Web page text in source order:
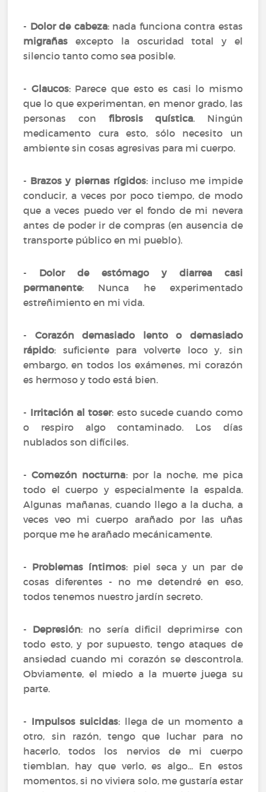
- Dolor de cabeza: nada funciona contra estas
migrañas excepto la oscuridad total y el
silencio tanto como sea posible.
- Glaucos: Parece que esto es casi lo mismo
que lo que experimentan, en menor grado, las
personas con fibrosis quística. Ningún
medicamento cura esto, sólo necesito un
ambiente sin cosas agresivas para mi cuerpo.
- Brazos y piernas rígidos: incluso me impide
conducir, a veces por poco tiempo, de modo
que a veces puedo ver el fondo de mi nevera
antes de poder ir de compras (en ausencia de
transporte público en mi pueblo).
- Dolor de estómago y diarrea casi
permanente: Nunca he experimentado
estreñimiento en mi vida.
- Corazón demasiado lento o demasiado
rápido: suficiente para volverte loco y, sin
embargo, en todos los exámenes, mi corazón
es hermoso y todo está bien.
- Irritación al toser: esto sucede cuando como
o respiro algo contaminado. Los días
nublados son difíciles.
-Comezón nocturna: por la noche, me pica
todo el cuerpo y especialmente la espalda.
Algunas mañanas, cuando llego a la ducha, a
veces veo mi cuerpo arañado por las uñas
porque me he arañado mecánicamente.
- Problemas íntimos: piel seca y un par de
cosas diferentes - no me detendré en eso,
todos tenemos nuestro jardín secreto.
- Depresión: no sería dificil deprimirse con
todo esto, y por supuesto, tengo ataques de
ansiedad cuando mi corazón se descontrola.
Obviamente, el miedo a la muerte juega su
parte.
- Impulsos suicidas: llega de un momento a
otro, sin razón, tengo que luchar para no
hacerlo, todos los nervios de mi cuerpo
tiemblan, hay que verlo, es algo... En estos
momentos, si no viviera solo, me gustaría estar